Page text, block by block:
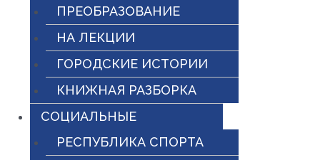
ПРЕОБРАЗОВАНИЕ
НА ЛЕКЦИИ
ГОРОДСКИЕ ИСТОРИИ
КНИЖНАЯ РАЗБОРКА
СОЦИАЛЬНЫЕ
РЕСПУБЛИКА СПОРТА